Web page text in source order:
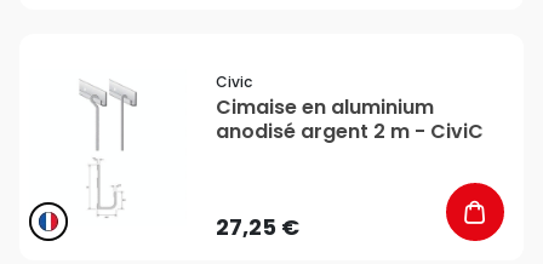
Civic
Cimaise en aluminium
anodisé argent 2 m - CiviC
27,25 €